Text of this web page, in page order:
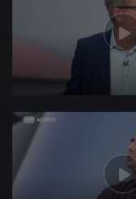
658197